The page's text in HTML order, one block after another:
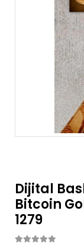
Dijital
Bitcoin
1279